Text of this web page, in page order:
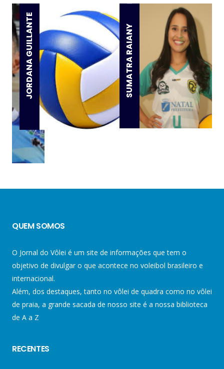
JORDANA GUILLANTE SUMATRA RAIANY
QUEM SOMOS
O Jornal do Vôlei é um site de informações que tem o
objetivo de divulgar o que acontece no voleibol brasileiro e
internacional.
Além, dos destaques, tanto no vôlei de quadra como no vôlei
de praia, a grande sacada de nosso site é a nossa biblioteca
de A a Z
RECENTES